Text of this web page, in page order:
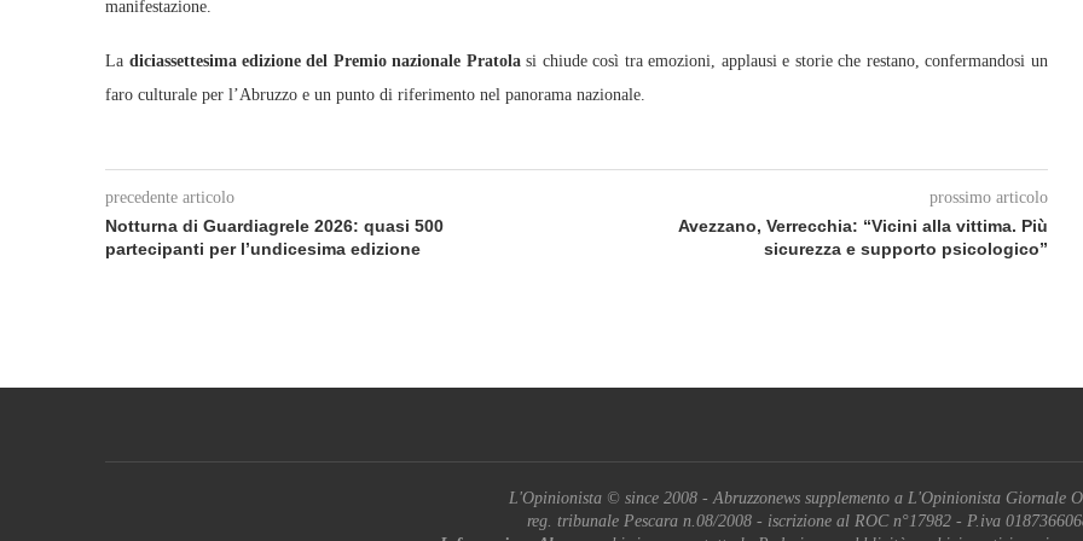
manifestazione.
La diciassettesima edizione del Premio nazionale Pratola si chiude così tra emozioni, applausi e storie che restano, confermandosi un
faro culturale per l’Abruzzo e un punto di riferimento nel panorama nazionale.
precedente articolo
Notturna di Guardiagrele 2026: quasi 500
partecipanti per l’undicesima edizione
prossimo articolo
Avezzano, Verrecchia: “Vicini alla vittima. Più
sicurezza e supporto psicologico”
L'Opinionista © since 2008 - Abruzzonews supplemento a L'Opinionista Giornale
reg. tribunale Pescara n.08/2008 - iscrizione al ROC n°17982 - P.iva